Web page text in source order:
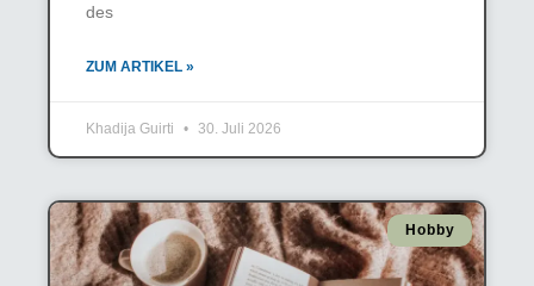
des
ZUM ARTIKEL »
Khadija Guirti 30. Juli 2026
Hobby